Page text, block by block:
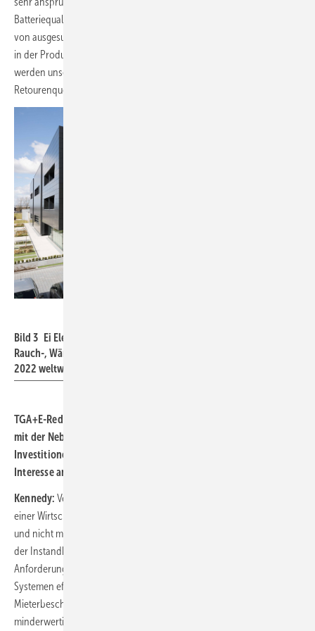
Batteriequalität. Ei Electronics bezieht seine Batterien ausschließlich
von ausgesuchten Tier-1-Herstellern und unsere Warnmelder werden
in der Produktion mehrfachen Qualitätstests unterzogen. In der Praxis
werden unsere Anstrengungen mit einer äußerst niedrigen
Retourenquote im unteren einstelligen Promillebereich bestätigt.
Bild 3 Ei Electronics in Shannon: Rund 13 Mio. hier gefertigter
Rauch-, Wärme- und Kohlenmonoxid-Warnmelder wurden im Jahr
2022 weltweit verkauft.
TGA+E-Redaktion: Betriebs- und Prüfkosten kann der Vermieter
mit der Nebenkostenabrechnung an die Mieter weitergeben, die
Investitionen aber nicht. Hat der Vermieter als Investor ein
Interesse an höherwertigen und teureren Meldern?
Kennedy: Vermieter bzw. Verwalter orientieren sich zunehmend an
einer Wirtschaftlichkeitsbetrachtung über den gesamten Lebenszyklus
und nicht mehr nur am initialen Invest. Das schließt eine Betrachtung
der Instandhaltungs- und Reparaturkosten ebenso ein, wie die
Anforderung, Rauchwarnmelder mit anderen gebäudetechnischen
Systemen effizient zu bündeln. Darüber hinaus lassen sich
Mieterbeschwerden über die Vor-Ort-Inspektion sowie Ausfälle durch
minderwertige Produkte monetär nur schwer fassen. Vermieter und